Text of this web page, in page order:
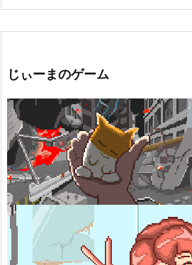
じぃーまのゲーム